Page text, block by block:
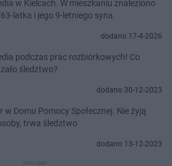
w Kielcach. W mieszkaniu znaleziono
63-latka i jego 9-letniego syna
dodano 17-4-2026
podczas prac rozbiórkowych! Co
śledztwo?
dodano 30-12-2023
w Domu Pomocy Społecznej. Nie żyją
trwa śledztwo
dodano 13-12-2023